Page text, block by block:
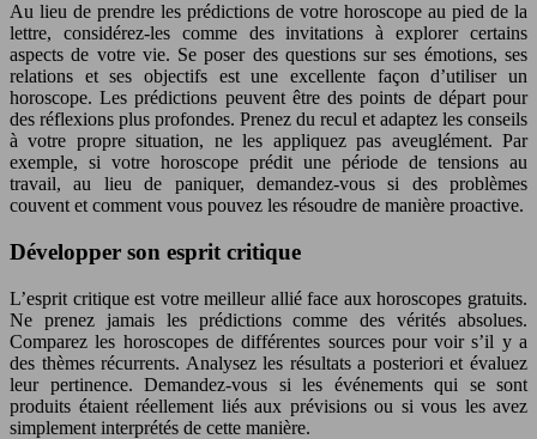
Au lieu de prendre les prédictions de votre horoscope au pied de la
lettre, considérez-les comme des invitations à explorer certains
aspects de votre vie. Se poser des questions sur ses émotions, ses
relations et ses objectifs est une excellente façon d’utiliser un
horoscope. Les prédictions peuvent être des points de départ pour
des réflexions plus profondes. Prenez du recul et adaptez les conseils
à votre propre situation, ne les appliquez pas aveuglément. Par
exemple, si votre horoscope prédit une période de tensions au
travail, au lieu de paniquer, demandez-vous si des problèmes
couvent et comment vous pouvez les résoudre de manière proactive.
Développer son esprit critique
L’esprit critique est votre meilleur allié face aux horoscopes gratuits.
Ne prenez jamais les prédictions comme des vérités absolues.
Comparez les horoscopes de différentes sources pour voir s’il y a
des thèmes récurrents. Analysez les résultats a posteriori et évaluez
leur pertinence. Demandez-vous si les événements qui se sont
produits étaient réellement liés aux prévisions ou si vous les avez
simplement interprétés de cette manière.